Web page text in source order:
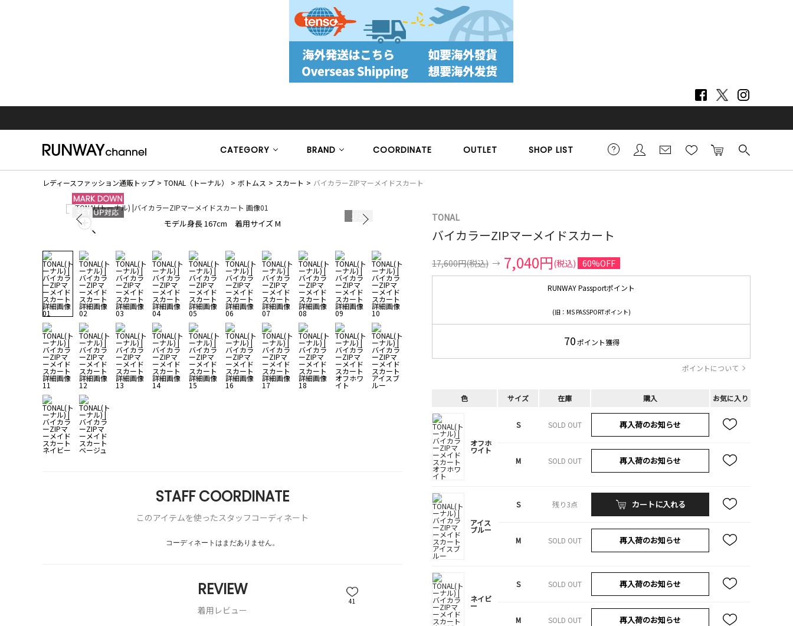
CATEGORY BRAND COORDINATE OUTLET SHOP LIST
レディースファッション通販トップ TONAL（トーナル） ボトムス スカート バイカラーZIPマーメイドスカート
モデル身長 167cm 着用サイズ M
41
1 22
STAFF COORDINATE
このアイテムを使ったスタッフコーディネート
コーディネートはまだありません。
REVIEW
着用レビュー
TONAL
バイカラーZIPマーメイドスカート
17,600円(税込) → 7,040円(税込) 60%OFF
RUNWAY Passportポイント
(旧：MS PASSPORTポイント)
70ポイント獲得
ポイントについて
色 サイズ 在庫 購入 お気に入り
オフホ
ワイト
S SOLD OUT 再入荷のお知らせ
M SOLD OUT 再入荷のお知らせ
アイス
ブルー
S 残り3点 カートに入れる
M SOLD OUT 再入荷のお知らせ
ネイビ
ー
S SOLD OUT 再入荷のお知らせ
M SOLD OUT 再入荷のお知らせ